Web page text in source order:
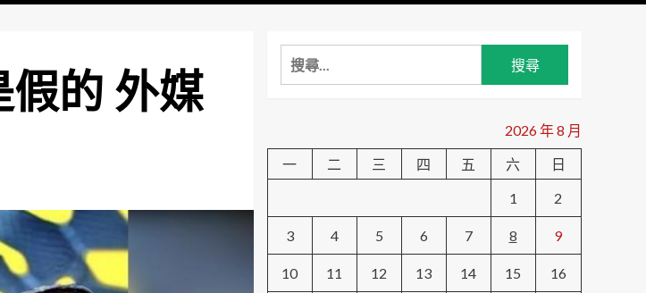
的 外媒
搜
尋
字:
2026 年 8 月
一
二 三 四 五 六
日
1
2
3 4 5 6 7 8 9
10 11 12 13 14 15 16